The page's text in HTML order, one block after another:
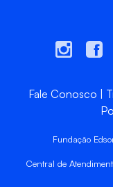
Fale Conosco
Fundação
Central de